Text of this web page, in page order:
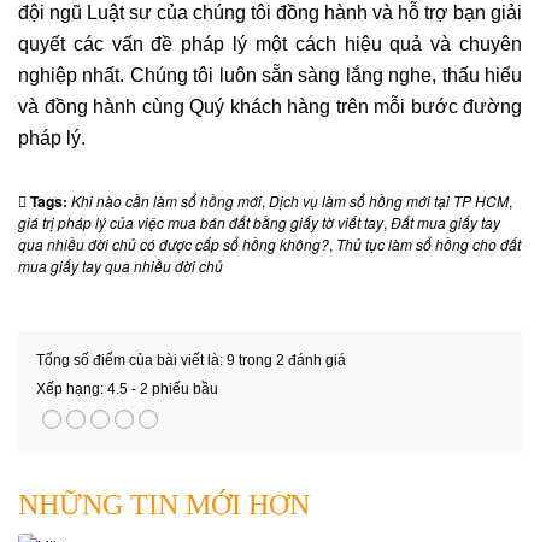
đội ngũ Luật sư của chúng tôi đồng hành và hỗ trợ bạn giải
quyết các vấn đề pháp lý một cách hiệu quả và chuyên
nghiệp nhất. Chúng tôi luôn sẵn sàng lắng nghe, thấu hiểu
và đồng hành cùng Quý khách hàng trên mỗi bước đường
pháp lý.
Tags: Khi nào cần làm sổ hồng mới, Dịch vụ làm sổ hồng mới tại TP HCM,
giá trị pháp lý của việc mua bán đất bằng giấy tờ viết tay, Đất mua giấy tay
qua nhiều đời chủ có được cấp sổ hồng không?, Thủ tục làm sổ hồng cho đất
mua giấy tay qua nhiều đời chủ
Tổng số điểm của bài viết là: 9 trong 2 đánh giá
Xếp hạng: 4.5 - 2 phiếu bầu
NHỮNG TIN MỚI HƠN